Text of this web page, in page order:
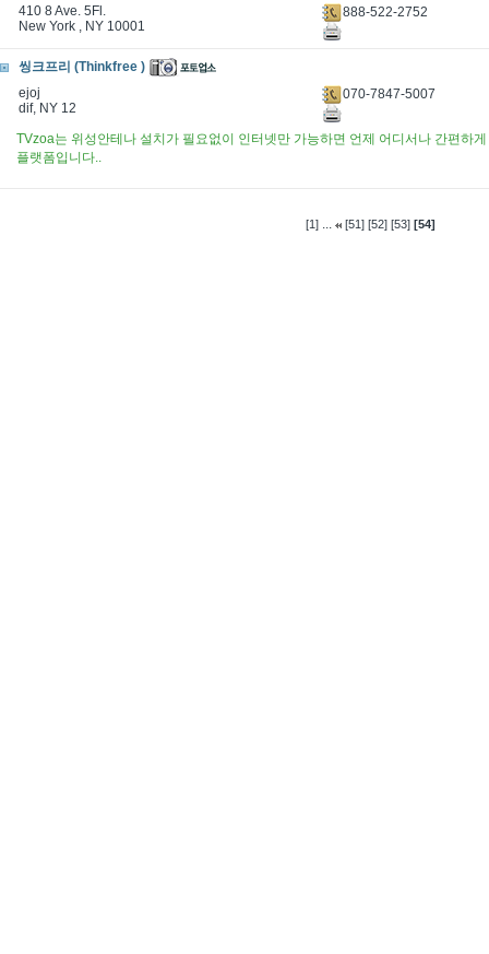
410 8 Ave. 5Fl.
New York , NY 10001
888-522-2752
씽크프리 (Thinkfree )
ejoj
dif, NY 12
070-7847-5007
TVzoa는 위성안테나 설치가 필요없이 인터넷만 가능하면 언제 어디서나 간편하
플랫폼입니다..
[1]... [51] [52] [53] [54]